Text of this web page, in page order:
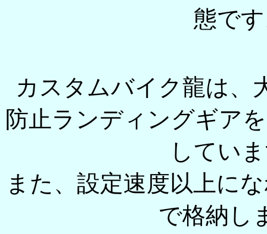
態で
カスタムバイク龍は、
防止ランディングギア
してい
また、設定速度以上に
で格納し